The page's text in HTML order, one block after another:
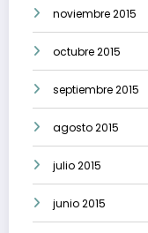
noviembre 2015
octubre 2015
septiembre 2015
agosto 2015
julio 2015
junio 2015